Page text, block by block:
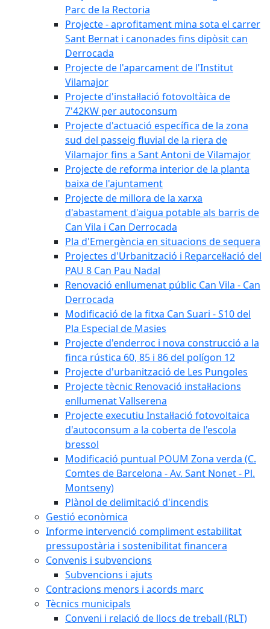
Parc de la Rectoria
Projecte - aprofitament mina sota el carrer
Sant Bernat i canonades fins dipòsit can
Derrocada
Projecte de l'aparcament de l'Institut
Vilamajor
Projecte d'instal·lació fotovoltàica de
7'42KW per autoconsum
Projecte d'actuació específica de la zona
sud del passeig fluvial de la riera de
Vilamajor fins a Sant Antoni de Vilamajor
Projecte de reforma interior de la planta
baixa de l'ajuntament
Projecte de millora de la xarxa
d'abastament d'aigua potable als barris de
Can Vila i Can Derrocada
Pla d'Emergència en situacions de sequera
Projectes d'Urbanització i Reparcel·lació del
PAU 8 Can Pau Nadal
Renovació enllumenat públic Can Vila - Can
Derrocada
Modificació de la fitxa Can Suari - S10 del
Pla Especial de Masies
Projecte d'enderroc i nova construcció a la
finca rústica 60, 85 i 86 del polígon 12
Projecte d'urbanització de Les Pungoles
Projecte tècnic Renovació instal·lacions
enllumenat Vallserena
Projecte executiu Instal·lació fotovoltaica
d'autoconsum a la coberta de l'escola
bressol
Modificació puntual POUM Zona verda (C.
Comtes de Barcelona - Av. Sant Nonet - Pl.
Montseny)
Plànol de delimitació d'incendis
Gestió econòmica
Informe intervenció compliment estabilitat
pressupostària i sostenibilitat financera
Convenis i subvencions
Subvencions i ajuts
Contracions menors i acords marc
Tècnics municipals
Conveni i relació de llocs de treball (RLT)